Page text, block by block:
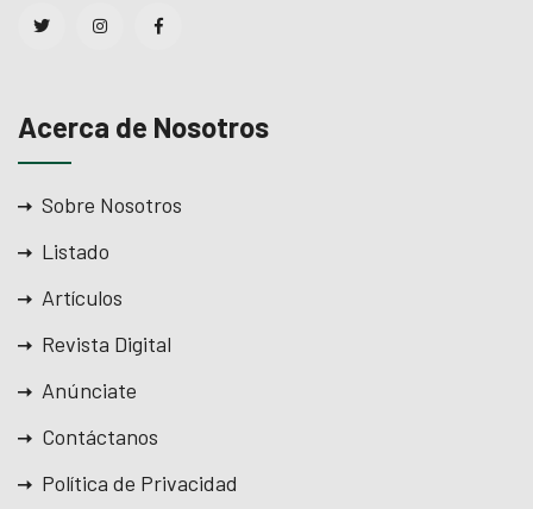
Acerca de Nosotros
Sobre Nosotros
Listado
Artículos
Revista Digital
Anúnciate
Contáctanos
Política de Privacidad